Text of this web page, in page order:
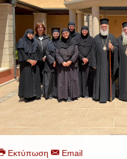
Εκτύπωση Email